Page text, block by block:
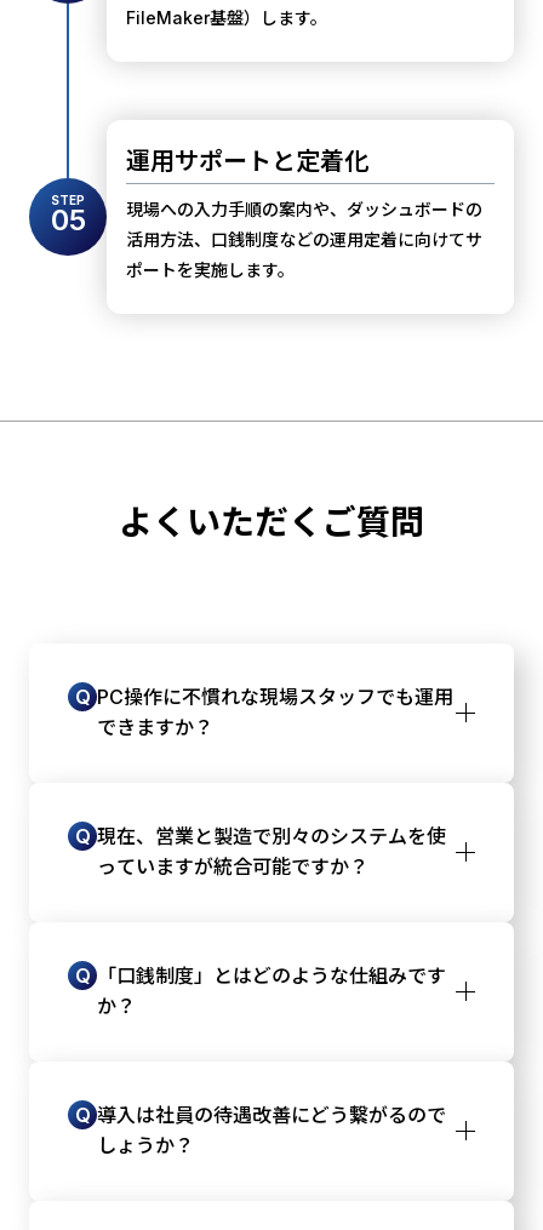
FileMaker基盤）します。
STEP
05
運用サポートと定着化
現場への入力手順の案内や、ダッシュボードの
活用方法、口銭制度などの運用定着に向けてサ
ポートを実施します。
よくいただくご質問
Q PC操作に不慣れな現場スタッフでも運用
できますか？
コードを読み取る操作が中心となるため、キ
ーボード入力の負担を大幅に軽減していま
Q 現在、営業と製造で別々のシステムを使
っていますが統合可能ですか？
ら製造の生産・原価データまでを一つの
FileMaker基盤で連携させることを目的に設計
Q
「口銭制度」とはどのような仕組みです
か？
一定の社内手数料（口銭）を支払うルールで
す。互いの部門の貢献を金額として可視化
Q 導入は社員の待遇改善にどう繋がるので
しょうか？